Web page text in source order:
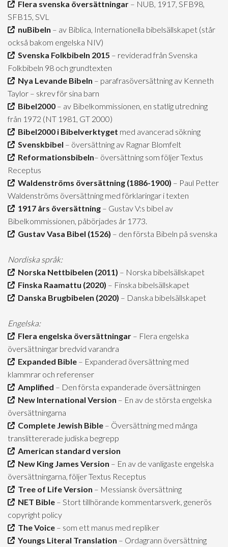
Flera svenska översättningar – NUB, 1917, SFB98,
SFB15, SVL
nuBibeln – av Biblica, Internationella bibelsällskapet (står
också bakom engelska NIV)
Svenska Folkbibeln 2015 – reviderad från Svenska
Folkbibeln 98 och grundtexten
Nya Levande Bibeln – parafrasöversättning av Kenneth
Taylor – skrev för sina barn
Bibel2000 – av Bibelkommissionen, en statlig utredning
från 1972 (NT 1981, GT 2000)
Bibel2000 i Bibelverktyget med avancerad sökning
Svenskbibel – översättning av Ragnar Blomfelt
Reformationsbibeln– översättning som följer Textus
Receptus
Waldenströms översättning (1886-1900) – Paul Petter
Waldenströms översättning med förklaringar i texten
1917 års översättning – Gustav V:s bibel av
Bibelkommissionen, påbörjades år 1773.
Gustav Vasa Bibel (1526) – den första Bibeln på svenska
Nordiska språk:
Norska Nettbibelen (2011) – Norska bibelsällskapet
Finska Raamattu (2020) – Finska bibelsällskapet
Danska Brugbibelen (2020) – Danska bibelsällskapet
Engelska:
Flera engelska översättningar – Flera engelska
översättningar bredvid varandra
Expanded Bible – Expanderad översättning med
klammrar och referenser
Amplified – Den första expanderade översättningen
New International Version – En av de största engelska
översättningarna
Complete Jewish Bible – Översättning med många
translittererade judiska begrepp
American standard version
New King James Version – En av de vanligaste engelska
översättningarna, följer Textus Receptus
Tree of Life Version – Messiansk översättning
NET Bible – Stort tillhörande kommentarsverk, generös
copyright policy
The Voice – som ett manus med repliker
Youngs Literal Translation – Ordagrann översättning